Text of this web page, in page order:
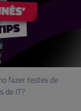
fazer testes de
de IT?